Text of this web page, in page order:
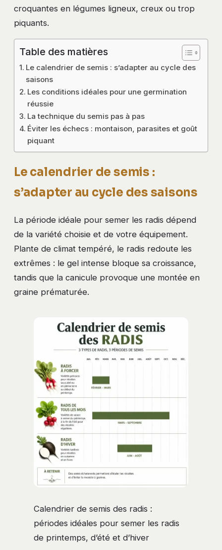
croquantes en légumes ligneux, creux ou trop
piquants.
Table des matières
Le calendrier de semis : s’adapter au cycle des
saisons
Les conditions idéales pour une germination
réussie
La technique du semis pas à pas
Éviter les échecs : montaison, parasites et goût
piquant
Le calendrier de semis :
s’adapter au cycle des saisons
La période idéale pour semer les radis dépend
de la variété choisie et de votre équipement.
Plante de climat tempéré, le radis redoute les
extrêmes : le gel intense bloque sa croissance,
tandis que la canicule provoque une montée en
graine prématurée.
Calendrier de semis des radis :
périodes idéales pour semer les radis
de printemps, d’été et d’hiver